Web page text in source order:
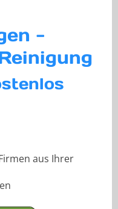
-
aus Ihrer